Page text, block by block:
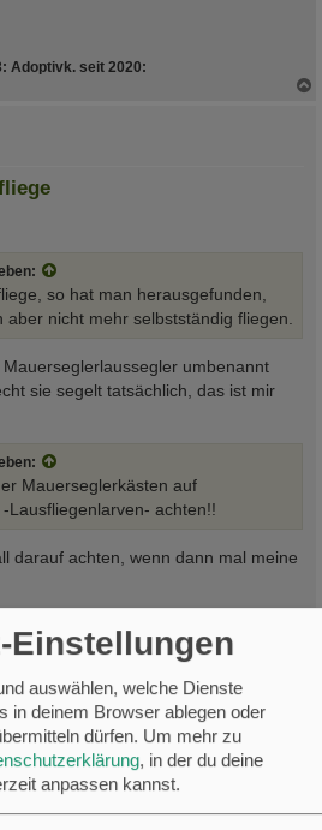
: Adoptivk. seit 2020:
so hat man herausgefunden,
aber nicht mehr selbstständig fliegen.
umbenannt
sie segelt tatsächlich, das ist mir
Mauerseglerkästen auf
Lausfliegenlarven- achten!!
darauf achten, wenn dann mal meine
(hiervon 2 Neuzugänge)
Einstellungen
auswählen, welche Dienste
in deinem Browser ablegen oder
dürfen. Um mehr zu
, in der du deine
anpassen kannst.